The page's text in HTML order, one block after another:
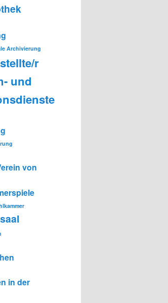
Archivierung
r
und
von
in der